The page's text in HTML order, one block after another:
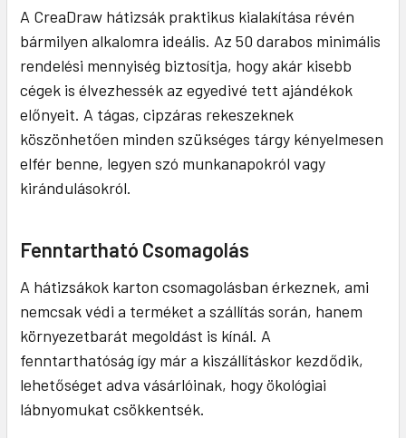
A CreaDraw hátizsák praktikus kialakítása révén
bármilyen alkalomra ideális. Az 50 darabos minimális
rendelési mennyiség biztosítja, hogy akár kisebb
cégek is élvezhessék az egyedivé tett ajándékok
előnyeit. A tágas, cipzáras rekeszeknek
köszönhetően minden szükséges tárgy kényelmesen
elfér benne, legyen szó munkanapokról vagy
kirándulásokról.
Fenntartható Csomagolás
A hátizsákok karton csomagolásban érkeznek, ami
nemcsak védi a terméket a szállítás során, hanem
környezetbarát megoldást is kínál. A
fenntarthatóság így már a kiszállításkor kezdődik,
lehetőséget adva vásárlóinak, hogy ökológiai
lábnyomukat csökkentsék.